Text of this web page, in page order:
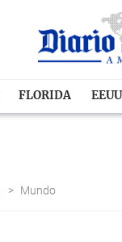
FLORIDA EEUU
> Mundo